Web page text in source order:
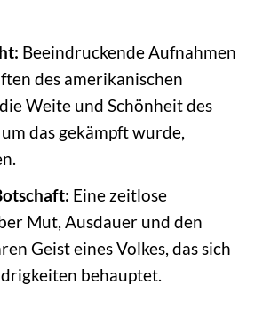
Beeindruckende Aufnahmen
des amerikanischen
Weite und Schönheit des
das gekämpft wurde,
Eine zeitlose
Mut, Ausdauer und den
Geist eines Volkes, das sich
behauptet.